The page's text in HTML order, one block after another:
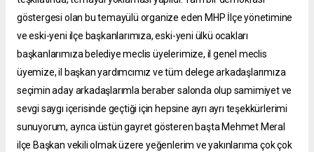
göstergesi olan bu temayülü organize eden MHP İlçe yönetimine
ve eski-yeni ilçe başkanlarımıza, eski-yeni ülkü ocakları
başkanlarımıza belediye meclis üyelerimize, il genel meclis
üyemize, il başkan yardımcımız ve tüm delege arkadaşlarımıza
seçimin aday arkadaşlarımla beraber salonda olup samimiyet ve
sevgi saygı içerisinde geçtiği için hepsine ayrı ayrı teşekkürlerimi
sunuyorum, ayrıca üstün gayret gösteren başta Mehmet Meral
ilçe Başkan vekili olmak üzere yeğenlerim ve yakınlarıma çok çok